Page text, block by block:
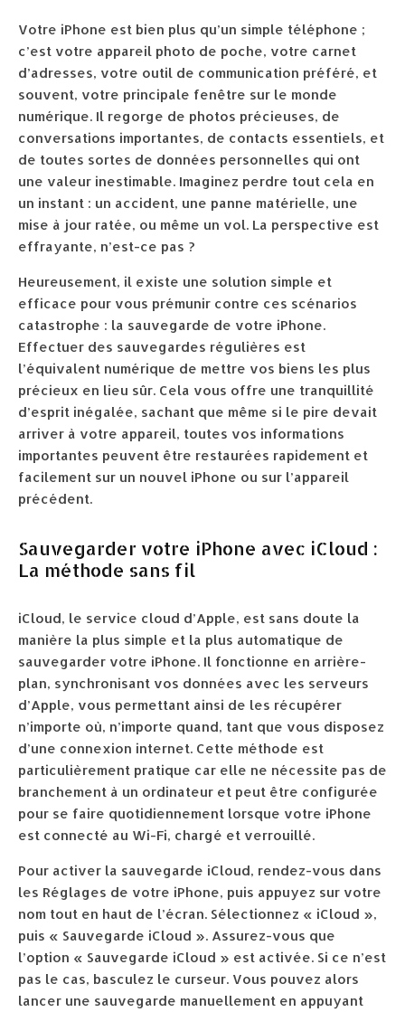
Votre iPhone est bien plus qu’un simple téléphone ;
c’est votre appareil photo de poche, votre carnet
d’adresses, votre outil de communication préféré, et
souvent, votre principale fenêtre sur le monde
numérique. Il regorge de photos précieuses, de
conversations importantes, de contacts essentiels, et
de toutes sortes de données personnelles qui ont
une valeur inestimable. Imaginez perdre tout cela en
un instant : un accident, une panne matérielle, une
mise à jour ratée, ou même un vol. La perspective est
effrayante, n’est-ce pas ?
Heureusement, il existe une solution simple et
efficace pour vous prémunir contre ces scénarios
catastrophe : la sauvegarde de votre iPhone.
Effectuer des sauvegardes régulières est
l’équivalent numérique de mettre vos biens les plus
précieux en lieu sûr. Cela vous offre une tranquillité
d’esprit inégalée, sachant que même si le pire devait
arriver à votre appareil, toutes vos informations
importantes peuvent être restaurées rapidement et
facilement sur un nouvel iPhone ou sur l’appareil
précédent.
Sauvegarder votre iPhone avec iCloud :
La méthode sans fil
iCloud, le service cloud d’Apple, est sans doute la
manière la plus simple et la plus automatique de
sauvegarder votre iPhone. Il fonctionne en arrière-
plan, synchronisant vos données avec les serveurs
d’Apple, vous permettant ainsi de les récupérer
n’importe où, n’importe quand, tant que vous disposez
d’une connexion internet. Cette méthode est
particulièrement pratique car elle ne nécessite pas de
branchement à un ordinateur et peut être configurée
pour se faire quotidiennement lorsque votre iPhone
est connecté au Wi-Fi, chargé et verrouillé.
Pour activer la sauvegarde iCloud, rendez-vous dans
les Réglages de votre iPhone, puis appuyez sur votre
nom tout en haut de l’écran. Sélectionnez « iCloud »,
puis « Sauvegarde iCloud ». Assurez-vous que
l’option « Sauvegarde iCloud » est activée. Si ce n’est
pas le cas, basculez le curseur. Vous pouvez alors
lancer une sauvegarde manuellement en appuyant